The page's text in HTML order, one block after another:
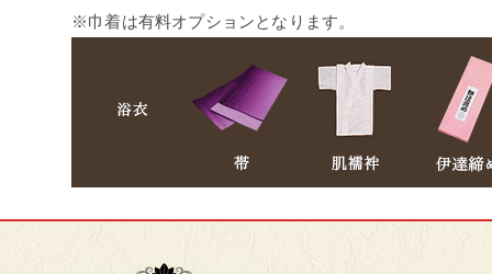
※巾着は有料オプションとなります。